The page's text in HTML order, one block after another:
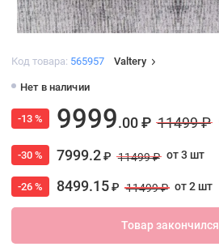
Код товара: 565957 Valtery
Нет в наличии
-13 % 9999.00 ₽ 11499 ₽
-30 % 7999.2₽ 11499 ₽ от 3 шт
-26 % 8499.15₽ 11499 ₽ от 2 шт
Товар закончился